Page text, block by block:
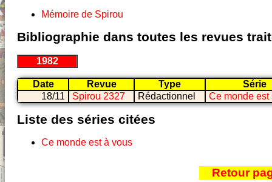
Mémoire de Spirou
Bibliographie dans toutes les revues
1982
Date Revue Type
Série
18/11
Spirou 2327 Rédactionnel Ce monde est
Liste des séries citées
Ce monde est à vous
Retour